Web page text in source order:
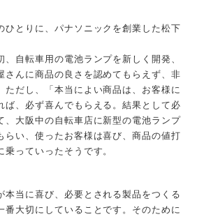
ひとりに、パナソニックを創業した松下
自転車用の電池ランプを新しく開発、
さんに商品の良さを認めてもらえず、非
ただし、「本当によい商品は、お客様に
ば、必ず喜んでもらえる。結果として必
、大阪中の自転車店に新型の電池ランプ
らい、使ったお客様は喜び、商品の値打
っていったそうです。
本当に喜び、必要とされる製品をつくる
番大切にしていることです。そのために